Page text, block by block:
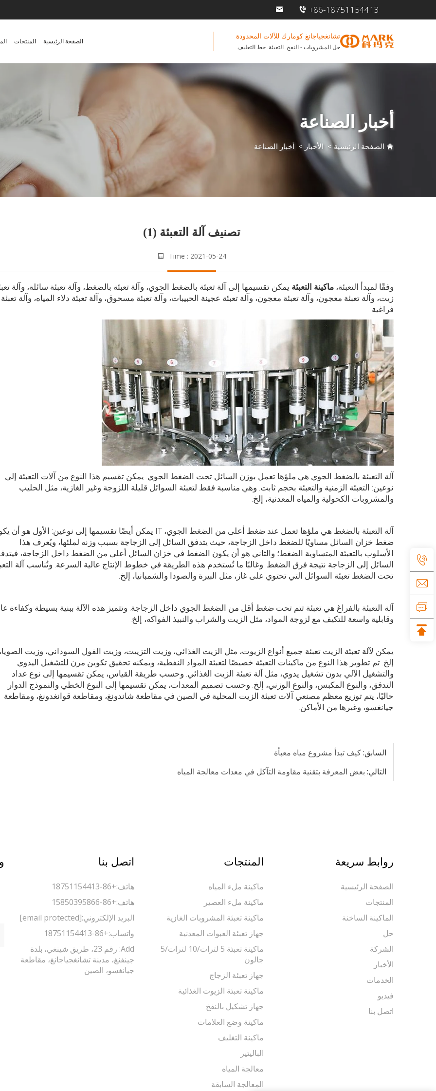
+86-18751154413
تشانغجياجانغ كومارك للآلات المحدودة
حل المشروبات - النفخ. التعبئة. خط التغليف
الصفحة الرئيسية المنتجات
أخبار الصناعة
الصفحة الرئيسية>الأخبار > أخبار الصناعة
تصنيف آلة التعبئة (1)
Time : 2021-05-24
وفقًا لمبدأ التعبئة، ماكينة التعبئة يمكن تقسيمها إلى آلة تعبئة بالضغط الجوي، وآلة تعبئة بالضغط، وآلة تعبئة سائلة، وآلة
زيت، وآلة تعبئة معجون، وآلة تعبئة معجون، وآلة تعبئة عجينة الحبيبات، وآلة تعبئة مسحوق، وآلة تعبئة دلاء المياه، وآلة تعبئة
فراغية.
آلة التعبئة بالضغط الجوي هي ملؤها تعمل بوزن السائل تحت الضغط الجوي. يمكن تقسيم هذا النوع من آلات التعبئة إلى
نوعين: التعبئة الزمنية والتعبئة بحجم ثابت. وهي مناسبة فقط لتعبئة السوائل قليلة اللزوجة وغير الغازية، مثل الحليب
والمشروبات الكحولية والمياه المعدنية، إلخ.
آلة التعبئة بالضغط هي ملؤها تعمل عند ضغط أعلى من الضغط الجوي، IT يمكن أيضًا تقسيمها إلى نوعين: الأول هو أن
ضغط خزان السائل مساويًا للضغط داخل الزجاجة، حيث يتدفق السائل إلى الزجاجة بسبب وزنه لملئها، ويُعرف هذا
الأسلوب بالتعبئة المتساوية الضغط؛ والثاني هو أن يكون الضغط في خزان السائل أعلى من الضغط داخل الزجاجة،
السائل إلى الزجاجة نتيجة فرق الضغط. وغالبًا ما تُستخدم هذه الطريقة في خطوط الإنتاج عالية السرعة. وتُناسب آلة
تحت الضغط تعبئة السوائل التي تحتوي على غاز، مثل البيرة والصودا والشمبانيا، إلخ.
آلة التعبئة بالفراغ هي تعبئة تتم تحت ضغط أقل من الضغط الجوي داخل الزجاجة. وتتميز هذه الآلة ببنية بسيطة وكفاءة
وقابلية واسعة للتكيف مع لزوجة المواد، مثل الزيت والشراب والنبيذ الفواكه، إلخ.
يمكن لآلة تعبئة الزيت تعبئة جميع أنواع الزيوت، مثل الزيت الغذائي، وزيت التزييت، وزيت الفول السوداني، وزيت الصويا،
إلخ. تم تطوير هذا النوع من ماكينات التعبئة خصيصًا لتعبئة المواد النفطية، ويمكنه تحقيق تكوين مرن للتشغيل اليدوي
والتشغيل الآلي بدون تشغيل يدوي، مثل آلة تعبئة الزيت الغذائي. وحسب طريقة القياس، يمكن تقسيمها إلى نوع عداد
التدفق، والنوع المكبس، والنوع الوزني، إلخ. وحسب تصميم المعدات، يمكن تقسيمها إلى النوع الخطي والنموذج الدوار.
حاليًا، يتم توزيع معظم مصنعي آلات تعبئة الزيت المحلية في الصين في مقاطعة شاندونغ، ومقاطعة قوانغدونغ، ومقاطعة
جيانغسو، وغيرها من الأماكن.
السابق:كيف تبدأ مشروع مياه معبأة
التالي: بعض المعرفة بتقنية مقاومة التآكل في معدات معالجة المياه
روابط سريعة
الصفحة الرئيسية
المنتجات
الماكينة الساخنة
حل
الشركة
الأخبار
الخدمات
فيديو
اتصل بنا
المنتجات
ماكينة ملء المياه
ماكينة ملء العصير
ماكينة تعبئة المشروبات الغازية
جهاز تعبئة العبوات المعدنية
ماكينة تعبئة 5 لترات/10 لترات/5
جالون
جهاز تعبئة الزجاج
ماكينة تعبئة الزيوت الغذائية
جهاز تشكيل بالنفخ
ماكينة وضع العلامات
ماكينة التغليف
الباليتير
معالجة المياه
المعالجة السابقة
اتصل بنا
هاتف:+86-18751154413
هاتف:+86-15850395866
البريد الإلكتروني:[email protected]
واتساب:+86-18751154413
Add: رقم 23، طريق شينغي، بلدة
جينفنغ، مدينة تشانغجياجانغ، مقاطعة
جيانغسو، الصين